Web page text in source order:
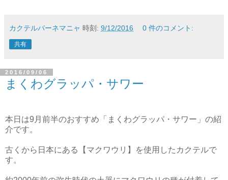
カクテルバーネマニャ 時刻: 9/12/2016 0 件のコメント:
共有
2016/09/06
まくわグラッパ・サワー
本日は9月前半のおすすめ「まくわグラッパ・サワー」の紹
介です。
古くから日本にある【マクワウリ】を使用したカクテルで
す。